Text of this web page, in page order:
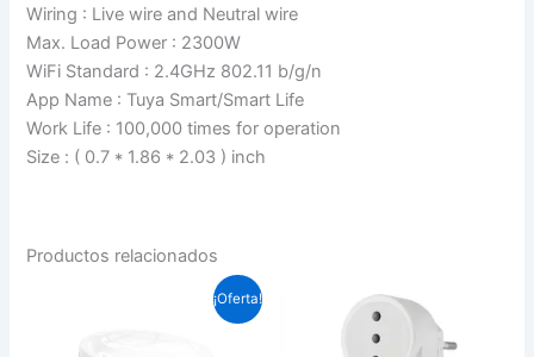
Wiring : Live wire and Neutral wire
Max. Load Power : 2300W
WiFi Standard : 2.4GHz 802.11 b/g/n
App Name : Tuya Smart/Smart Life
Work Life : 100,000 times for operation
Size : ( 0.7 * 1.86 * 2.03 ) inch
Productos relacionados
¡Oferta!